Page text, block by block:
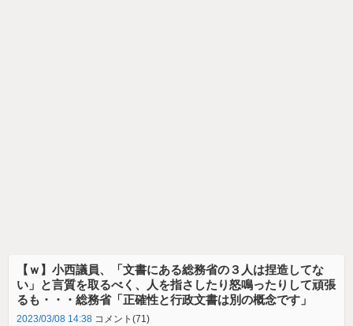
【ｗ】小西議員、「文書にある総務省の３人は捏造してな
い」と言質を取るべく、人を指さしたり怒鳴ったりして頑張
るも・・・総務省「正確性と行政文書は別の概念です」
2023/03/08 14:38 コメント(71)